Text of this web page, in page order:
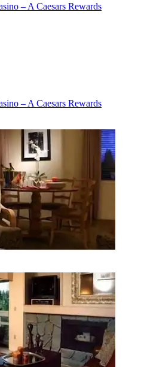
– A Caesars Rewards
– A Caesars Rewards